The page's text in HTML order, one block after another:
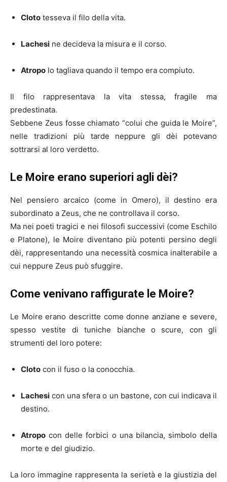
Cloto tesseva il filo della vita.
Lachesi ne decideva la misura e il corso.
Atropo lo tagliava quando il tempo era compiuto.
Il filo rappresentava la vita stessa, fragile ma
predestinata.
Sebbene Zeus fosse chiamato “colui che guida le Moire”,
nelle tradizioni più tarde neppure gli dèi potevano
sottrarsi al loro verdetto.
Le Moire erano superiori agli dèi?
Nel pensiero arcaico (come in Omero), il destino era
subordinato a Zeus, che ne controllava il corso.
Ma nei poeti tragici e nei filosofi successivi (come Eschilo
e Platone), le Moire diventano più potenti persino degli
dèi, rappresentando una necessità cosmica inalterabile a
cui neppure Zeus può sfuggire.
Come venivano raffigurate le Moire?
Le Moire erano descritte come donne anziane e severe,
spesso vestite di tuniche bianche o scure, con gli
strumenti del loro potere:
Cloto con il fuso o la conocchia.
Lachesi con una sfera o un bastone, con cui indicava il
destino.
Atropo con delle forbici o una bilancia, simbolo della
morte e del giudizio.
La loro immagine rappresenta la serietà e la giustizia del